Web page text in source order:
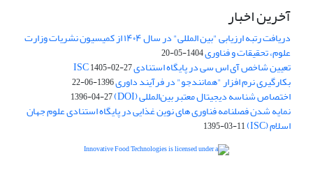
آخرین اخبار
دریافت رتبه ارزیابی "بین المللی" در سال ۱۴۰۴ از کمیسیون نشریات وزارت
علوم، تحقیقات و فناوری1404-05-20
تعیین شاخص آی اس سی در پایگاه استنادی ISC1405-02-27
بکارگیری نرم افزار "همانندجو" در فرآیند داوری1396-06-22
اختصاص شناسه دیجیتال معتبر بین‌المللی (DOI) 1396-04-27
نمایه شدن فصلنامه فناوری های نوین غذایی در پایگاه استنادی علوم جهان
اسلام (ISC) 1395-03-11